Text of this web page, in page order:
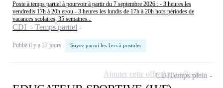
Poste à temps partiel à pourvoir à partir du 7 septembre 2026 : - 3 heures les
vendredis 17h à 20h et/ou - 3 heures les lundis de 17h à 20h hors périodes de
vacances scolaires, 35 semaines...
CDI - Temps partiel
Publié il y a 27 jours Soyez parmi les 1ers à postuler
CDITemps plein
Ajouter cette offre à ma sélection